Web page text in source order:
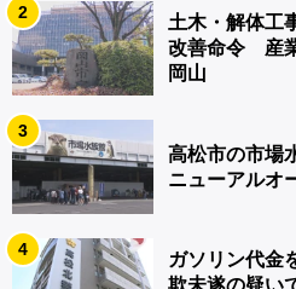
2
土木・解体工
改善命令 産
岡山
3
高松市の市場
ニューアルオ
4
ガソリン代
欺未遂の疑い